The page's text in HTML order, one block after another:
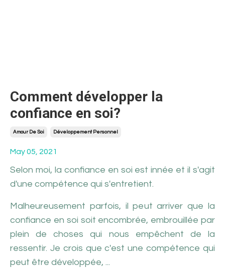
Comment développer la
confiance en soi?
Amour De Soi Développement Personnel
May 05, 2021
Selon moi, la confiance en soi est innée et il s'agit
d'une compétence qui s'entretient.
Malheureusement parfois, il peut arriver que la
confiance en soi soit encombrée, embrouillée par
plein de choses qui nous empêchent de la
ressentir. Je crois que c'est une compétence qui
peut être développée, ...